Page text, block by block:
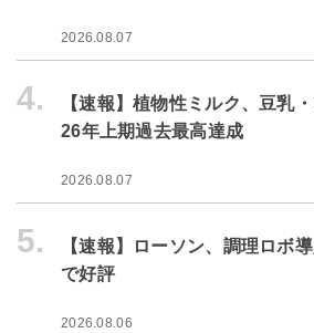
2026.08.07
4.
【速報】植物性ミルク、豆乳
26年上期過去最高達成
2026.08.07
5.
【速報】ローソン、調理ロボ
で好評
2026.08.06